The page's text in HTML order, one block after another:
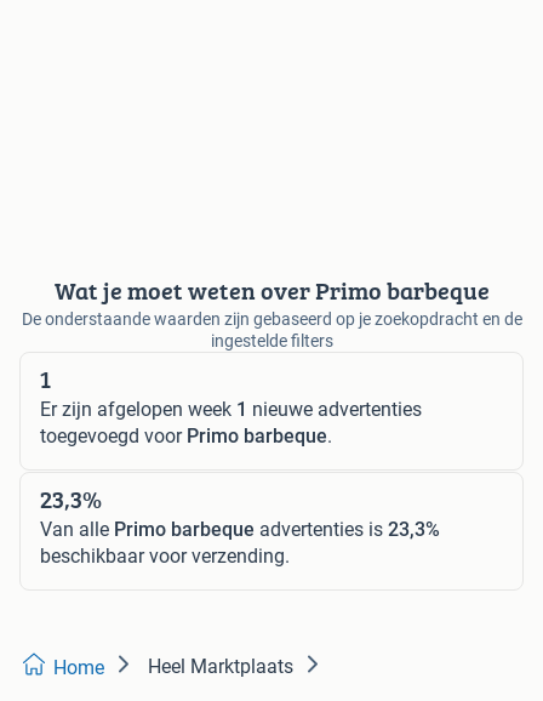
Wat je moet weten over Primo barbeque
De onderstaande waarden zijn gebaseerd op je zoekopdracht en de
ingestelde filters
1
Er zijn afgelopen week 1 nieuwe advertenties
toegevoegd voor Primo barbeque.
23,3%
Van alle Primo barbeque advertenties is 23,3%
beschikbaar voor verzending.
Home Heel Marktplaats